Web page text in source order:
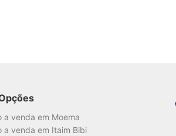
a venda em Moema
a venda em Itaim Bibi